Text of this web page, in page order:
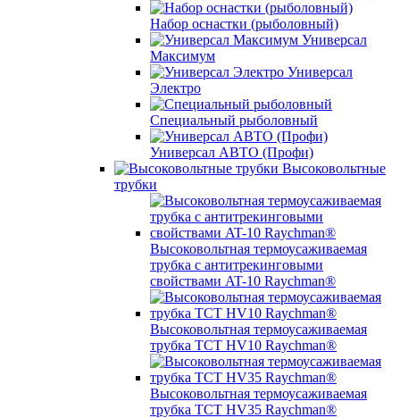
Набор оснастки (рыболовный)
Универсал
Максимум
Универсал
Электро
Специальный рыболовный
Универсал АВТО (Профи)
Высоковольтные
трубки
Высоковольтная термоусаживаемая
трубка с антитрекинговыми
свойствами AT-10 Raychman®
Высоковольтная термоусаживаемая
трубка TCT HV10 Raychman®
Высоковольтная термоусаживаемая
трубка TCT HV35 Raychman®